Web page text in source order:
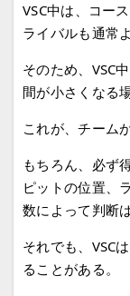
VSC中は、コー
ライバルも通常
そのため、VSC
間が小さくなる
これが、チーム
もちろん、必ず
ピットの位置、
数によって判断
それでも、VSC
ることがある。